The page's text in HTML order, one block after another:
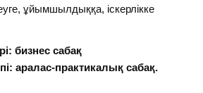
ұйымшылдыққа, іскерлікке
бизнес сабақ
аралас-практикалық сабақ.